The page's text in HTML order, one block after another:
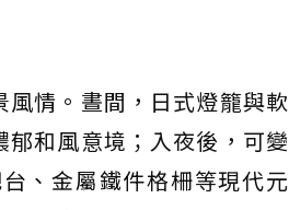
情。晝間，日式燈籠與軟
和風意境；入夜後，可變
、金屬鐵件格柵等現代元